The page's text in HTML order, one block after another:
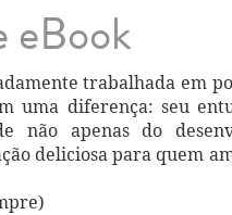
eBook
trabalhada em
diferença: seu
não apenas do
deliciosa para quem